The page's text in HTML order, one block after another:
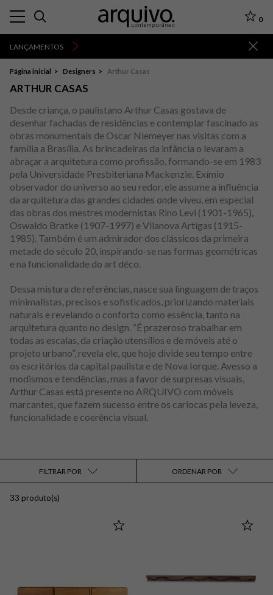
0
LANÇAMENTOS
Página inicial Designers Arthur Casas
ARTHUR CASAS
Desde criança, o paulistano Arthur Casas gostava de
desenhar fachadas de residências e contemplar fascinado as
obras monumentais de Oscar Niemeyer nas visitas com a
família a Brasília. As brincadeiras da infância o levaram a
abraçar a arquitetura como profissão, formando-se em 1983
pela Universidade Presbiteriana Mackenzie. Exímio
observador do universo ao seu redor, ele assume a influência
da arquitetura das grandes cidades onde viveu, em especial
das obras dos mestres modernistas Rino Levi (1901-1965),
Oswaldo Bratke (1907-1997) e Vilanova Artigas (1915-
1985). Também é um admirador dos clássicos da primeira
metade do século 20, inspirando-se nas formas geométricas
e na funcionalidade do art déco.
Dessa mistura de referências, nasce sua linguagem de traços
minimalistas, precisos e sofisticados, priorizando materiais
naturais e revelando o conforto como essência, tanto na
arquitetura quanto no design. “É prazeroso trabalhar em
todas as escalas, da criação utensílios e de móveis até o
projeto urbano”, revela ele, que hoje divide seu tempo entre
os escritórios da capital paulista e de Nova Iorque. Avesso a
modismos e tendências, mas a favor de surpresas visuais,
Arthur Casas está presente no ARQUIVO com móveis
marcantes, que fazem sucesso entre os cariocas pela leveza,
funcionalidade e coerência visual.
FILTRAR POR ORDENAR POR
Destaques
Lançamentos
A-Z
Z-A
33 produto(s)